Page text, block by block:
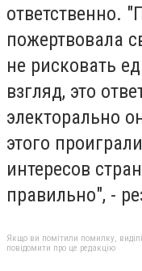
ответственно.
пожертвовала
не рисковать
взгляд, это
электорально
этого
интересов
правильно", -
Якщо ви помітили помилку,
повідомити про це редакцію